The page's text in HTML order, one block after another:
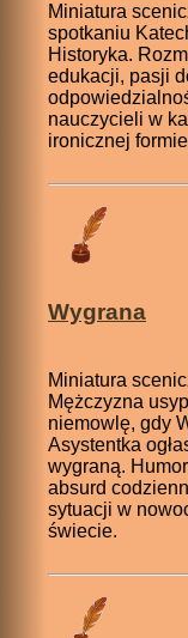
Miniatura
spotkaniu
Historyka.
edukacji, pasji
nauczycieli w
ironicznej
Wygrana
Miniatura
Mężczyzna
niemowlę, gdy
Asystentka
wygraną.
absurd
sytuacji w
świecie.